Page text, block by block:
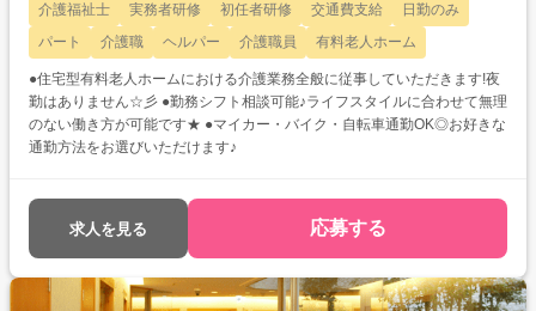
介護福祉士 実務者研修 初任者研修 交通費支給
日勤のみ
パート
介護職 ヘルパー 介護職員 有料老人ホーム
●住宅型有料老人ホームにおける介護業務全般に従事していただきます!夜
勤はありません☆彡 ●勤務シフト相談可能♪ライフスタイルに合わせて無理
のない働き方が可能です★ ●マイカー・バイク・自転車通勤OK◎お好きな
通勤方法をお選びいただけます♪
求人を見る 応募する